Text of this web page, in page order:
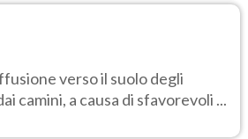
verso il suolo degli
camini, a causa di sfavorevoli ...